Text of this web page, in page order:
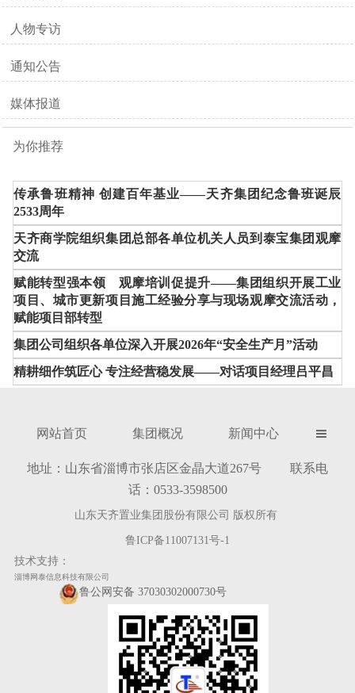
人物专访
通知公告
媒体报道
为你推荐
传承鲁班精神 创建百年基业——天齐集团纪念鲁班诞辰
2533周年
天齐商学院组织集团总部各单位机关人员到泰宝集团观摩
交流
赋能转型强本领 观摩培训促提升——集团组织开展工业
项目、城市更新项目施工经验分享与现场观摩交流活动，
赋能项目部转型
集团公司组织各单位深入开展2026年“安全生产月”活动
精耕细作筑匠心 专注经营稳发展——对话项目经理吕平昌
网站首页 集团概况 新闻中心 
地址：山东省淄博市张店区金晶大道267号 联系电
话：0533-3598500
山东天齐置业集团股份有限公司 版权所有
鲁ICP备11007131号-1
技术支持：
淄博网泰信息科技有限公司
鲁公网安备 37030302000730号